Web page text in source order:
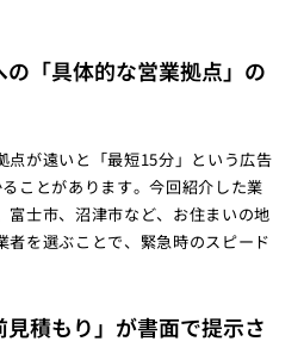
「具体的な営業拠点」の
点が遠いと「最短15分」という広告
ことがあります。今回紹介した業
富士市、沼津市など、お住まいの地
者を選ぶことで、緊急時のスピード
積もり」が書面で提示さ